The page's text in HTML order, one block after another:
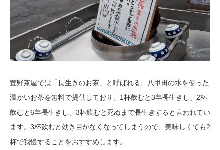
萱野茶屋では「長生きのお茶」と呼ばれる、八甲田の水を使った
温かいお茶を無料で提供しており、1杯飲むと3年長生きし、2杯
飲むと6年長生きし、3杯飲むと死ぬまで長生きすると言われてい
ます。3杯飲むと効き目がなくなってしまうので、美味しくても2
杯で我慢することをおすすめします。